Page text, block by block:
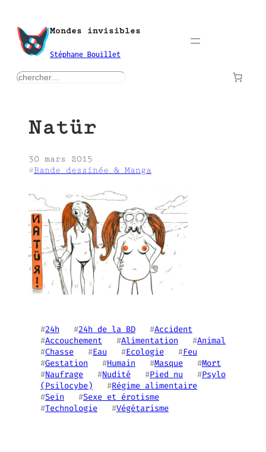
contenu
Mondes invisibles
Stéphane Bouillet
rechercher
Natür
30 mars 2015
#Bande dessinée & Manga
#24h
   #
24h de la BD
   #
Accident
#Accouchement
   #
Alimentation
   #
Animal
#Chasse
   #
Eau
   #
Ecologie
   #
Feu
#Gestation
   #
Humain
   #
Masque
   #
Mort
#Naufrage
   #
Nudité
   #
Pied nu
   #
Psylo
(Psilocybe)
   #
Régime alimentaire
#Sein
   #
Sexe et érotisme
#Technologie
   #
Végétarisme